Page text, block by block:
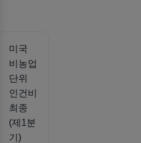
미국
비농업
단위
인건비
최종
(제1분
기)